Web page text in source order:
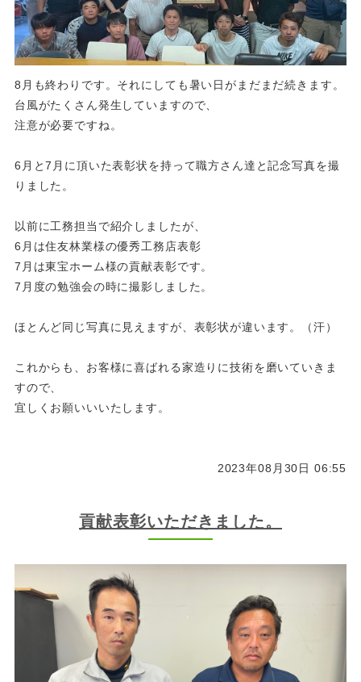
8月も終わりです。それにしても暑い日がまだまだ続きます。
台風がたくさん発生していますので、
注意が必要ですね。
6月と7月に頂いた表彰状を持って職方さん達と記念写真を撮
りました。
以前に工務担当で紹介しましたが、
6月は住友林業様の優秀工務店表彰
7月は東宝ホーム様の貢献表彰です。
7月度の勉強会の時に撮影しました。
ほとんど同じ写真に見えますが、表彰状が違います。（汗）
これからも、お客様に喜ばれる家造りに技術を磨いていきま
すので、
宜しくお願いいいたします。
2023年08月30日 06:55
貢献表彰いただきました。